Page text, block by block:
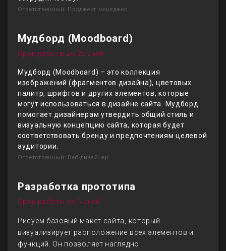
Ответственный: Проджект менеджер
Мудборд (Moodboard)
Срок работы до 2х дней
Мудборд (Moodboard) – это коллекция
изображений (фрагментов дизайна), цветовых
палитр, шрифтов и других элементов, которые
могут использоваться в дизайне сайта. Мудборд
помогает дизайнерам утвердить общий стиль и
визуальную концепцию сайта, которая будет
соответствовать бренду и предпочтениям целевой
аудитории.
Ответственный: Веб-дизайнер
Разработка прототипа
Срок работы до 5 дней
Рисуем базовый макет сайта, который
визуализирует расположение всех элементов и
функций. Он позволяет наглядно